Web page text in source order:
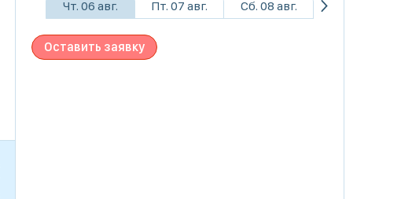
Чт. 06 авг. Пт. 07 авг. Сб. 08 авг.
Оставить заявку